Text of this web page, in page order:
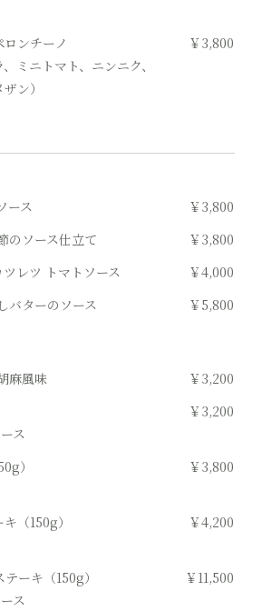
ンチーノ
ミニトマト、ニンニク、
ン）
￥3,800
ース
￥3,800
のソース仕立て
￥3,800
レツ トマトソース
￥4,000
バターのソース
￥5,800
麻風味
￥3,200
ス
￥3,200
）
￥3,800
（150g）
￥4,200
ーキ（150g）
ス
￥11,500